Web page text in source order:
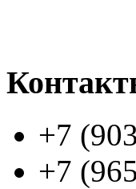
+7
+7